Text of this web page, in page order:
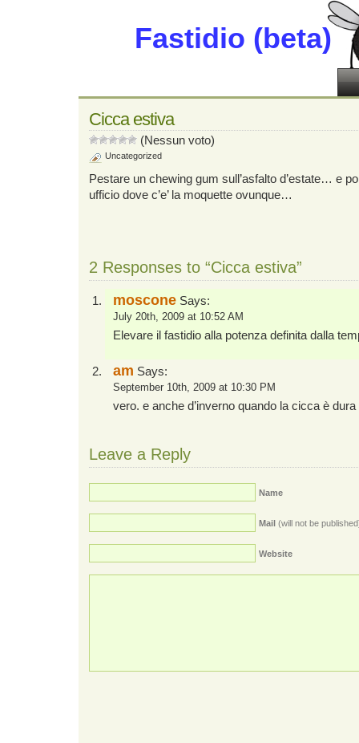
Fastidio (beta)
Cicca estiva
(Nessun voto)
Uncategorized
Pestare un chewing gum sull’asfalto d’estate… e
ufficio dove c’e’ la moquette ovunque…
2 Responses to “Cicca estiva”
moscone Says:
July 20th, 2009 at 10:52 AM
Elevare il fastidio alla potenza definita dalla
am Says:
September 10th, 2009 at 10:30 PM
vero. e anche d’inverno quando la cicca è
Leave a Reply
Name
Mail (will not be
Website